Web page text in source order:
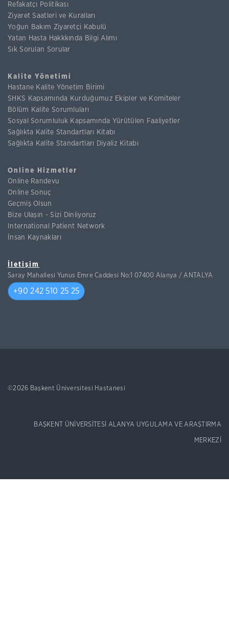
Refakatçı Politikası
Ziyaret Saatleri ve Kuralları
Yoğun Bakım Ziyaretçi Kabulü
Yatan Hasta Hakkkında Bilgi Alımı
Sık Sorulan Sorular
Kalite Yönetimi
Hastane Kalite Yönetim Birimi
SHKS Kapsamında Kurduğumuz Ekipler ve Komiteler
Bölüm Kalite Sorumluları
Sosyal Sorumluluk Kapsamında Yürütülen Faaliyetler
Sağlıkta Kalite Standartları Kitabı
Sağlıkta Kalite Standartları Diyaliz Kitabı
Online Hizmetler
Online Randevu
Online Sonuç
Geçmiş Olsun
Bize Ulaşın - Sizi Dinliyoruz
International Patient Network
İnsan Kaynakları
İletişim
Saray Mahallesi Yunus Emre Caddesi No:1 07400 Alanya / ANTALYA
+90 242 510 25 25
©2026 Başkent Üniversitesi Hastanesi
BAŞKENT ÜNİVERSİTESİ ALANYA UYGULAMA VE ARAŞTIRMA
MERKEZİ